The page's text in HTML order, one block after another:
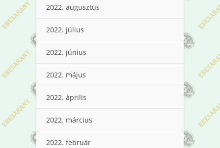
2022. augusztus
2022. július
2022. június
2022. május
2022. április
2022. március
2022. február